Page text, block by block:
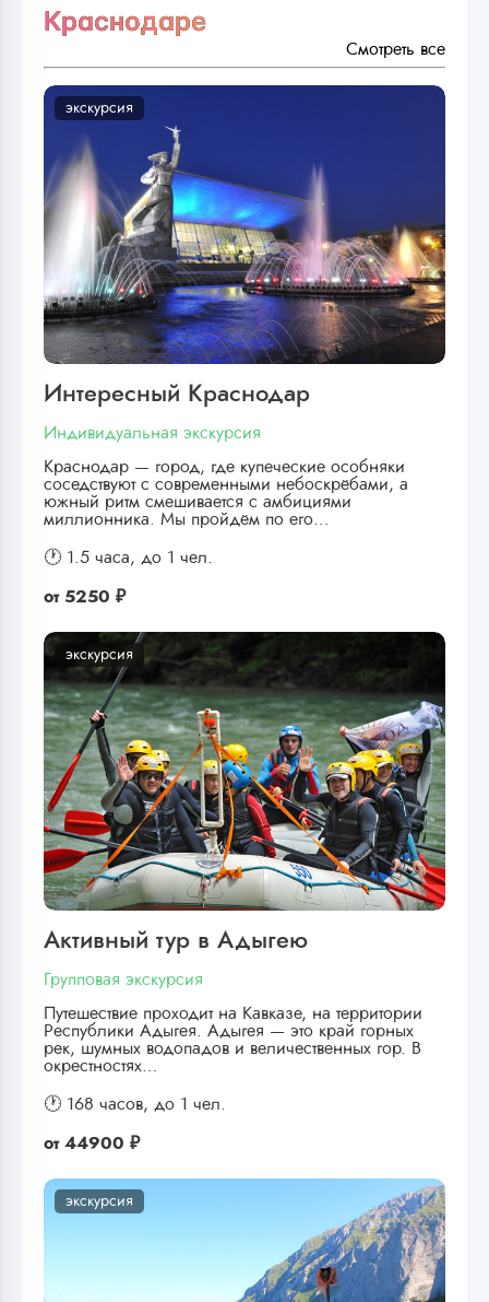
Краснодаре
Смотреть все
экскурсия
Интересный Краснодар
Индивидуальная экскурсия
Краснодар — город, где купеческие особняки
соседствуют с современными небоскрёбами, а
южный ритм смешивается с амбициями
миллионника. Мы пройдём по его…
🕐 1.5 часа, до 1 чел.
от 5250 ₽
экскурсия
Активный тур в Адыгею
Групповая экскурсия
Путешествие проходит на Кавказе, на территории
Республики Адыгея. Адыгея — это край горных
рек, шумных водопадов и величественных гор. В
окрестностях…
🕐 168 часов, до 1 чел.
от 44900 ₽
экскурсия